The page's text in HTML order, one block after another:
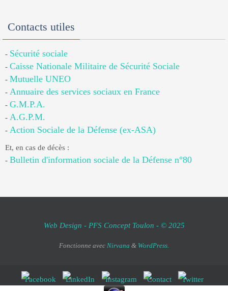
Contacts utiles
- Sécurité sociale
- Caisse Nationale Militaire de Sécurité Sociale
- Mutuelle UNEO
- Annuaire des services sociaux en France
- G.M.P.A.
- A.G.P.M.
- Action Sociale de la Défense (ex-ASA)
Et, en cas de décès :
- Bulletin d'information sociale de la Défense n°80
Web Design - PFS Concept Toulon - © 2025
Fonctionne avec Nirvana & WordPress.